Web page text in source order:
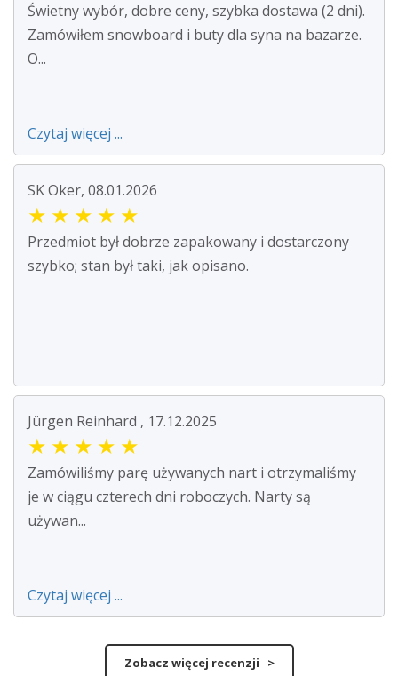
Świetny wybór, dobre ceny, szybka dostawa (2 dni).
Zamówiłem snowboard i buty dla syna na bazarze.
O...
Czytaj więcej ...
SK Oker, 08.01.2026
★ ★ ★ ★ ★
Przedmiot był dobrze zapakowany i dostarczony
szybko; stan był taki, jak opisano.
Jürgen Reinhard , 17.12.2025
★ ★ ★ ★ ★
Zamówiliśmy parę używanych nart i otrzymaliśmy
je w ciągu czterech dni roboczych. Narty są
używan...
Czytaj więcej ...
Zobacz więcej recenzji >